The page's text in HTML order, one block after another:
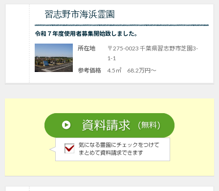
習志野市海浜霊園
令和７年度使用者募集開始致しました。
所在地
〒275-0023 千葉県習志野市芝園3-
1-1
参考価格
4.5㎡ 68.2万円～